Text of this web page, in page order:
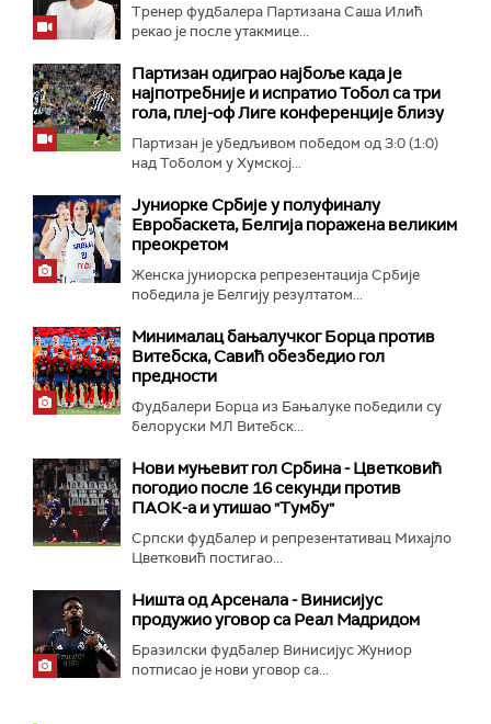
Тренер фудбалера Партизана Саша Илић
рекао је после утакмице...
Партизан одиграо најбоље када је
најпотребније и испратио Тобол са три
гола, плеј-оф Лиге конференције близу
Партизан је убедљивом победом од 3:0 (1:0)
над Тоболом у Хумској...
Јуниорке Србије у полуфиналу
Евробаскета, Белгија поражена великим
преокретом
Женска јуниорска репрезентација Србије
победила је Белгију резултатом...
Минималац бањалучког Борца против
Витебска, Савић обезбедио гол
предности
Фудбалери Борца из Бањалуке победили су
белоруски МЛ Витебск...
Нови муњевит гол Србина - Цветковић
погодио после 16 секунди против
ПАОК-а и утишао "Тумбу"
Српски фудбалер и репрезентативац Михајло
Цветковић постигао...
Ништа од Арсенала - Винисијус
продужио уговор са Реал Мадридом
Бразилски фудбалер Винисијус Жуниор
потписао је нови уговор са...